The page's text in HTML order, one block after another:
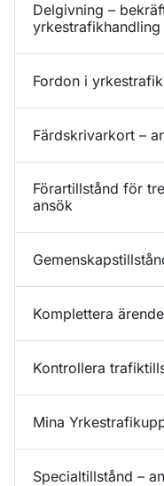
Delgivning –
yrkestrafikhandling
Fordon i
Färdskrivarkort –
Förartillstånd för
ansök
Komplettera
Kontrollera
Mina
Specialtillstånd –